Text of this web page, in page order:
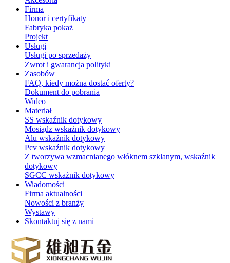
Firma
Honor i certyfikaty
Fabryka pokaż
Projekt
Usługi
Usługi po sprzedaży
Zwrot i gwarancja polityki
Zasobów
FAQ, kiedy można dostać oferty?
Dokument do pobrania
Wideo
Materiał
SS wskaźnik dotykowy
Mosiądz wskaźnik dotykowy
Alu wskaźnik dotykowy
Pcv wskaźnik dotykowy
Z tworzywa wzmacnianego włóknem szklanym, wskaźnik
dotykowy
SGCC wskaźnik dotykowy
Wiadomości
Firma aktualności
Nowości z branży
Wystawy
Skontaktuj się z nami